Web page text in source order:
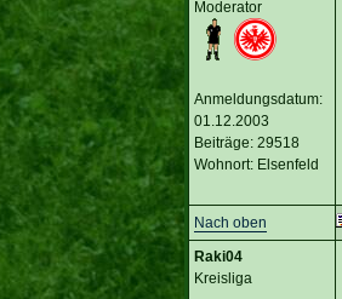
Moderator
Anmeldungsdatum:
01.12.2003
Beiträge: 29518
Wohnort: Elsenfeld
Nach oben
Raki04
Kreisliga